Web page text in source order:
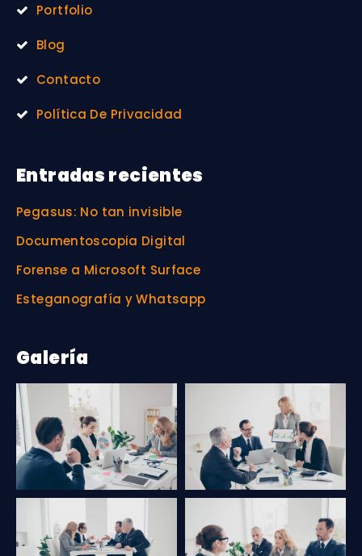
Portfolio
Blog
Contacto
Política De Privacidad
Entradas recientes
Pegasus: No tan invisible
Documentoscopia Digital
Forense a Microsoft Surface
Esteganografía y Whatsapp
Galería